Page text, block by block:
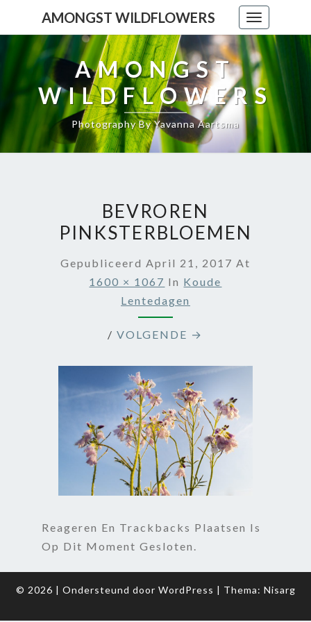
Toggle
navigation
AMONGST WILDFLOWERS
AMONGST
WILDFLOWERS
Photography By Yavanna Aartsma
BEVROREN
PINKSTERBLOEMEN
Gepubliceerd April 21, 2017 At
1600 × 1067 In Koude
Lentedagen
/VOLGENDE →
Reageren En Trackbacks Plaatsen Is
Op Dit Moment Gesloten.
© 2026 | Ondersteund door WordPress | Thema: Nisarg